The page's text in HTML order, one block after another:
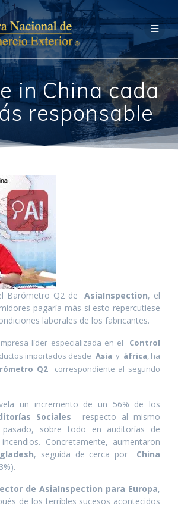
Saltar
al
contenido
in China cada
responsable
Barómetro Q2 deAsiaInspection, el
pagarí­a más si esto repercutiese
laborales de los fabricantes.
lí­der especializada en el Control
importados desde Asia y áfrica, ha
Q2correspondiente al segundo
un incremento de un 56% de los
Sociales respecto al mismo
sobre todo en auditorí­as de
Concretamente, aumentaron
, seguida de cerca por China
de AsiaInspection para Europa,
de los terribles sucesos acontecidos